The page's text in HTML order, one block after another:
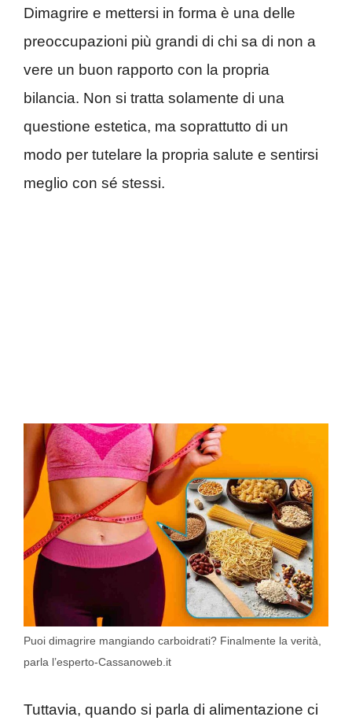
Dimagrire e mettersi in forma è una delle
preoccupazioni più grandi di chi sa di non a
vere un buon rapporto con la propria
bilancia. Non si tratta solamente di una
questione estetica, ma soprattutto di un
modo per tutelare la propria salute e sentirsi
meglio con sé stessi.
Puoi dimagrire mangiando carboidrati? Finalmente la verità,
parla l’esperto-Cassanoweb.it
Tuttavia, quando si parla di alimentazione ci